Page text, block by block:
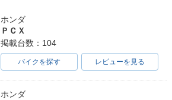
ホンダ
ＰＣＸ
掲載台数：104
バイクを探す レビューを見る
ホンダ